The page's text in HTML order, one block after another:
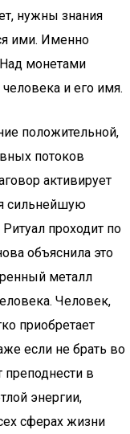
нужны знания
ими. Именно
монетами
и его имя.
положительной,
потоков
активирует
сильнейшую
проходит по
объяснила это
металл
Человек,
приобретает
если не брать во
в
энергии,
сферах жизни